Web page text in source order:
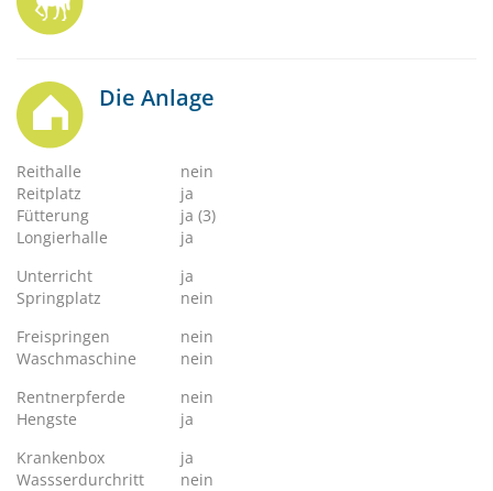
Die Anlage
Reithalle
nein
Reitplatz
ja
Fütterung
ja (3)
Longierhalle
ja
Unterricht
ja
Springplatz
nein
Freispringen
nein
Waschmaschine
nein
Rentnerpferde
nein
Hengste
ja
Krankenbox
ja
Wassserdurchritt
nein